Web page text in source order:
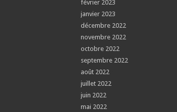
février 2023
janvier 2023
décembre 2022
novembre 2022
octobre 2022
septembre 2022
août 2022
juillet 2022
juin 2022
mai 2022